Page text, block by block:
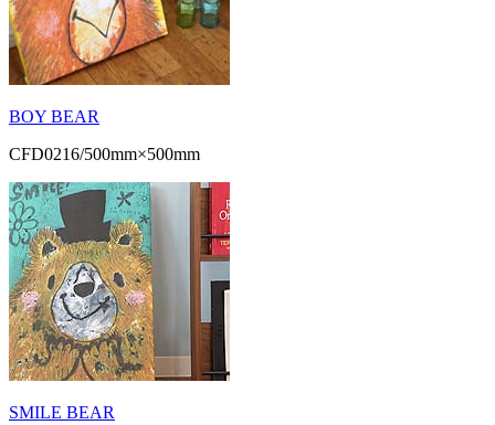
BOY BEAR
CFD0216/500mm×500mm
SMILE BEAR